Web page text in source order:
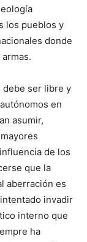
los pueblos y
donde
debe ser libre y
en
asumir,
de los
que la
aberración es
invadir
interno que
ha